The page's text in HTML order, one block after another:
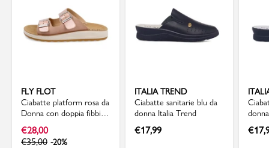
FLY FLOT
Ciabatte platform rosa da
Donna con doppia fibbia
Fly Flot
€28,00
€35,00 -20%
ITALIA TREND
Ciabatte sanitarie blu da
donna Italia Trend
€17,99 €